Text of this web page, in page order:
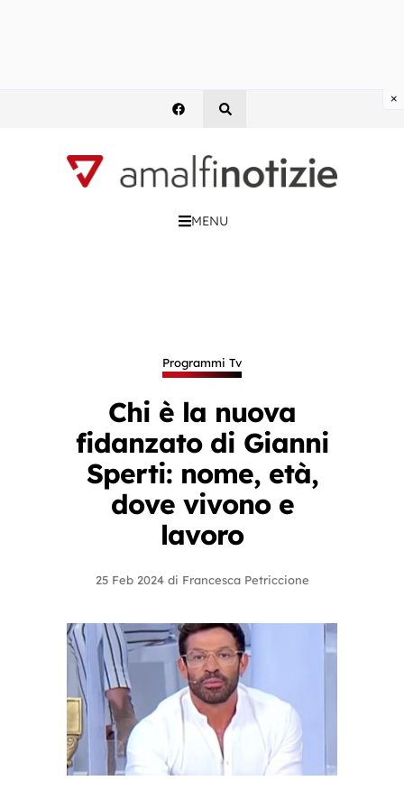
MENU
Programmi Tv
Chi è la nuova
fidanzato di Gianni
Sperti: nome, età,
dove vivono e
lavoro
25 Feb 2024 di Francesca Petriccione
×